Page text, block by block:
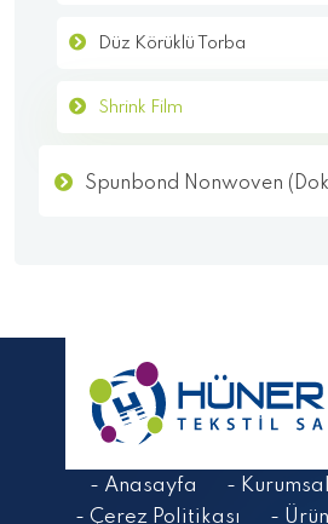
Düz Körüklü Torba
Shrink Film
Spunbond Nonwoven
- Anasayfa - Kurumsal
- Çerez Politikası
-